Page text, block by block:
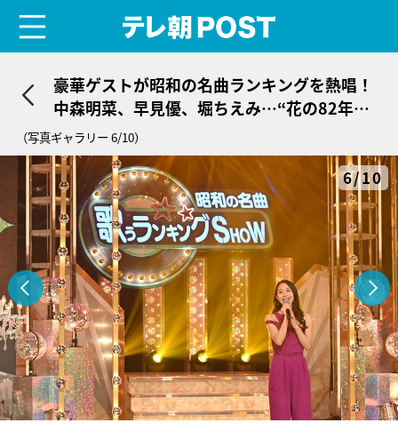
豪華ゲストが昭和の名曲ランキングを熱唱！
中森明菜、早見優、堀ちえみ…“花の82年
組”の秘蔵映像も
（写真ギャラリー 6/10）
6/10